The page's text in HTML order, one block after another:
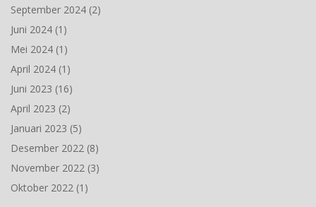
September 2024 (2)
Juni 2024 (1)
Mei 2024 (1)
April 2024 (1)
Juni 2023 (16)
April 2023 (2)
Januari 2023 (5)
Desember 2022 (8)
November 2022 (3)
Oktober 2022 (1)